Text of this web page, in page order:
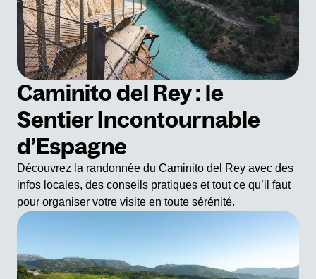
Caminito del Rey : le
Sentier Incontournable
d’Espagne
Découvrez la randonnée du Caminito del Rey avec des
infos locales, des conseils pratiques et tout ce qu’il faut
pour organiser votre visite en toute sérénité.